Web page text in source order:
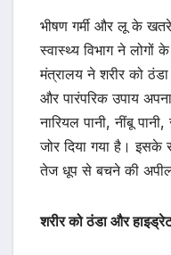
भीषण गर्मी और लू के
स्वास्थ्य विभाग ने लोगों
मंत्रालय ने शरीर को
और पारंपरिक उपाय
नारियल पानी, नींबू
जोर दिया गया है। इसके
तेज धूप से बचने की
शरीर को ठंडा और